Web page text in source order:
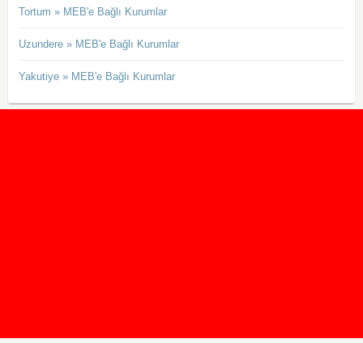
Tortum » MEB'e Bağlı Kurumlar
Uzundere » MEB'e Bağlı Kurumlar
Yakutiye » MEB'e Bağlı Kurumlar